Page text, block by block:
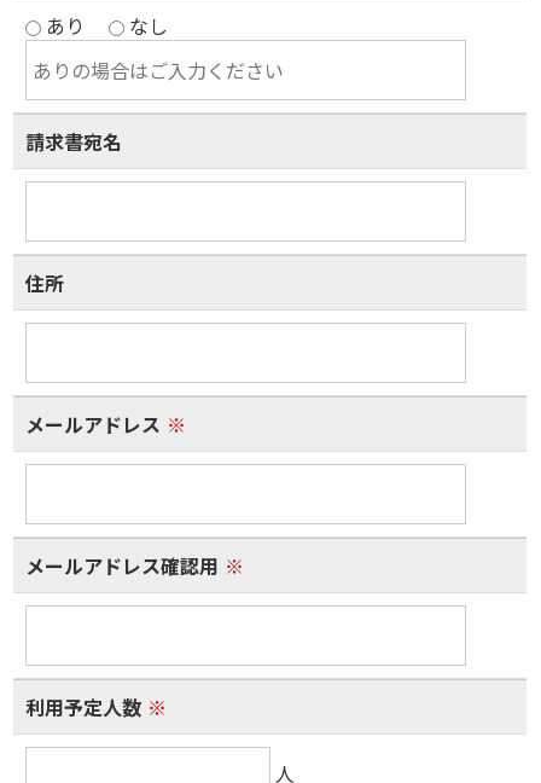
あり
なし
請求書宛名
住所
メールアドレス ※
メールアドレス確認用 ※
利用予定人数 ※
人